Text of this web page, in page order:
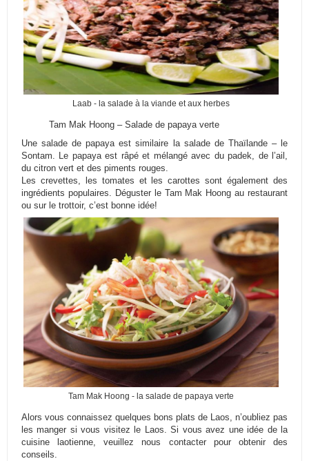
Laab - la salade à la viande et aux herbes
Tam Mak Hoong – Salade de papaya verte
Une salade de papaya est similaire la salade de Thaïlande – le
Sontam. Le papaya est râpé et mélangé avec du padek, de l’ail,
du citron vert et des piments rouges.
Les crevettes, les tomates et les carottes sont également des
ingrédients populaires. Déguster le Tam Mak Hoong au restaurant
ou sur le trottoir, c’est bonne idée!
Tam Mak Hoong - la salade de papaya verte
Alors vous connaissez quelques bons plats de Laos, n’oubliez pas
les manger si vous visitez le Laos. Si vous avez une idée de la
cuisine laotienne, veuillez nous contacter pour obtenir des
conseils.